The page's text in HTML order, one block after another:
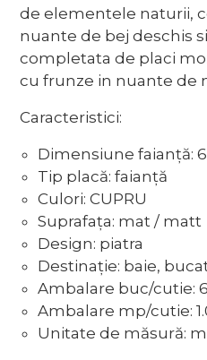
de elementele naturii,
nuante de bej deschis
completata de placi
cu frunze in nuante de
Caracteristici:
Dimensiune faianță:
Tip placă: faianță
Culori: CUPRU
Suprafața: mat / matt
Design: piatra
Destinație: baie,
Ambalare buc/cutie: 6
Ambalare mp/cutie:
Unitate de măsură: